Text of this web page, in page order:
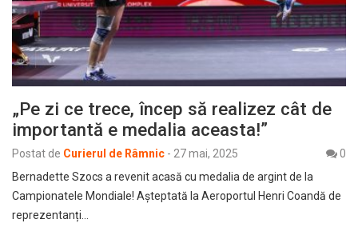
„Pe zi ce trece, încep să realizez cât de
importantă e medalia aceasta!”
Postat de Curierul de Râmnic - 27 mai, 2025
0
Bernadette Szocs a revenit acasă cu medalia de argint de la
Campionatele Mondiale! Așteptată la Aeroportul Henri Coandă de
reprezentanți…